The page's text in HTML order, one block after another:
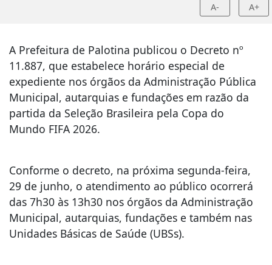
A- A+
A Prefeitura de Palotina publicou o Decreto nº
11.887, que estabelece horário especial de
expediente nos órgãos da Administração Pública
Municipal, autarquias e fundações em razão da
partida da Seleção Brasileira pela Copa do
Mundo FIFA 2026.
Conforme o decreto, na próxima segunda-feira,
29 de junho, o atendimento ao público ocorrerá
das 7h30 às 13h30 nos órgãos da Administração
Municipal, autarquias, fundações e também nas
Unidades Básicas de Saúde (UBSs).